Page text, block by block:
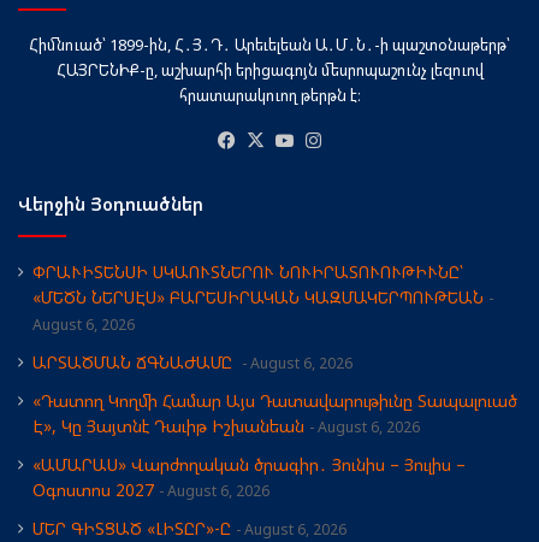
Հիմնուած՝ 1899-ին, Հ․Յ․Դ․ Արեւելեան Ա․Մ․Ն․-ի պաշտօնաթերթ՝
ՀԱՅՐԵՆԻՔ-ը, աշխարհի երիցագոյն մեսրոպաշունչ լեզուով
հրատարակուող թերթն է։
Facebook
X YouTube
Վերջին Յօդուածներ
ՓՐԱՒԻՏԵՆՍԻ ՍԿԱՈՒՏՆԵՐՈՒ ՆՈՒԻՐԱՏՈՒՈՒԹԻՒՆԸ՝
«ՄԵԾՆ ՆԵՐՍԷՍ» ԲԱՐԵՍԻՐԱԿԱՆ ԿԱԶՄԱԿԵՐՊՈՒԹԵԱՆ
August 6, 2026
ԱՐՏԱԾՄԱՆ ՃԳՆԱԺԱՄԸ August 6, 2026
«Դատող Կողմի Համար Այս Դատավարութիւնը Տապալուած
Է», Կը Յայտնէ Դաւիթ Իշխանեան
August 6, 2026
«ԱՄԱՐԱՍ» Վարժողական ծրագիր․ Յունիս – Յուլիս –
Օգոստոս 2027
August 6, 2026
ՄԵՐ ԳԻՏՑԱԾ «ԼԻՏԸՐ»-Ը August 6, 2026